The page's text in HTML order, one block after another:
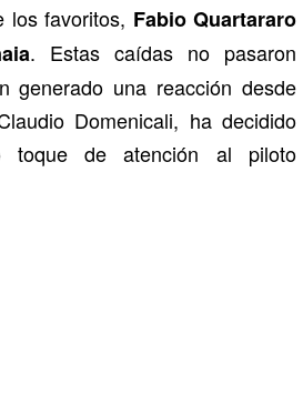
los favoritos, Fabio Quartararo
. Estas caídas no pasaron
generado una reacción desde
Domenicali, ha decidido
toque de atención al piloto